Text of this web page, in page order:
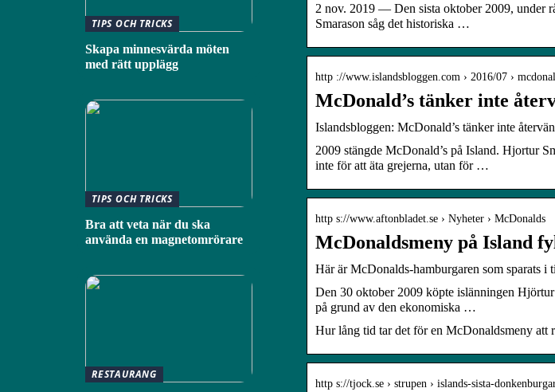
2 nov. 2019 — Den sista oktober 2009, under
Smarason såg det historiska …
http ://www.islandsbloggen.com › 2016/07 ›
McDonald’s tänker inte
Islandsbloggen: McDonald’s tänker inte
2009 stängde McDonald’s på Island. Hjortur
inte för att äta grejerna, utan för …
http s://www.aftonbladet.se › Nyheter › McDonalds
McDonaldsmeny på Island
Här är McDonalds-hamburgaren som sparats i
Den 30 oktober 2009 köpte islänningen
på grund av den ekonomiska …
Hur lång tid tar det för en McDonaldsmeny att
http s://tjock.se › strupen › islands-sista-
TIPS OCH TRICKS
Skapa minnesvärda möten
med rätt upplägg
TIPS OCH TRICKS
Bra att veta när du ska
använda en magnetomrörare
RESTAURANG